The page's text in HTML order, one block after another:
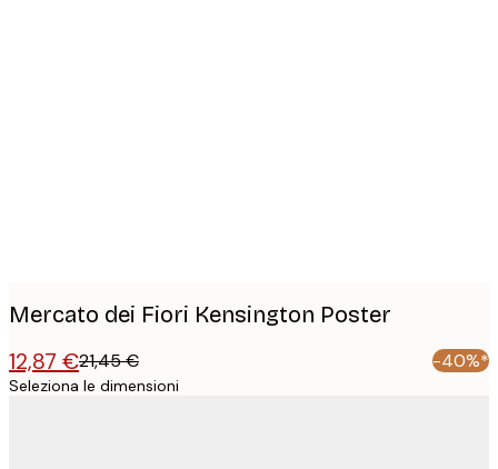
Mercato dei Fiori Kensington Poster
12,87 €21,45 € -40%*
Seleziona le dimensioni